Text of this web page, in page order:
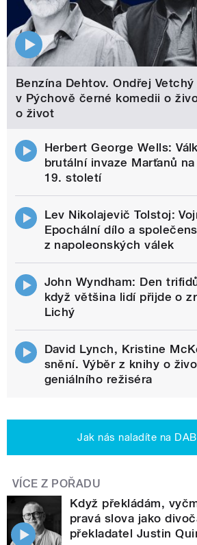
Benzína Dehtov. Ondřej Vetchý
v Pýchově černé komedii o
o život
Herbert George Wells:
brutální invaze Marťanů
19. století
Lev Nikolajevič Tolstoj:
Epochální dílo a
z napoleonských válek
John Wyndham: Den
když většina lidí přijde o
Lichý
David Lynch, Kristine
snění. Výběr z knihy o
geniálního režiséra
Jak nás naladíte na
VÍCE Z POŘADU
Když překládám,
pravá slova jako
překladatel Justin